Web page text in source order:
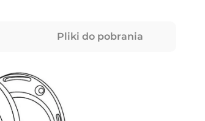
Pliki do pobrania